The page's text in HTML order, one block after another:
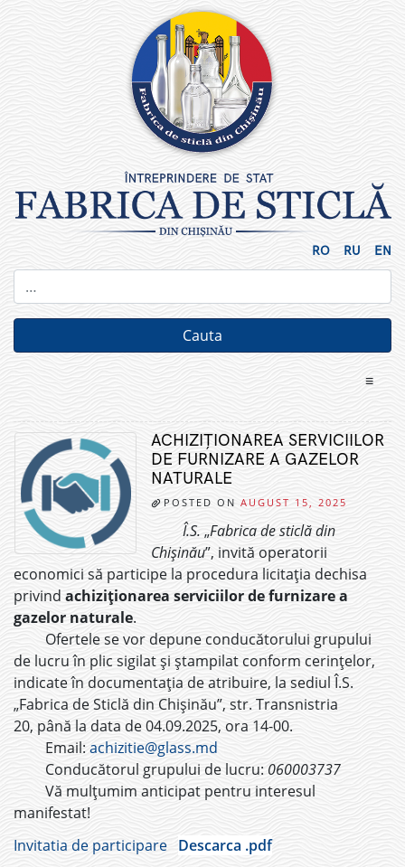
RO RU EN
≡
ACHIZIȚIONAREA SERVICIILOR
DE FURNIZARE A GAZELOR
NATURALE
POSTED ON AUGUST 15, 2025
Î.S. „Fabrica de sticlă din
Chișinău”, invită operatorii
economici să participe la procedura licitația dechisa
privind achiziționarea serviciilor de furnizare a
gazelor naturale.
Ofertele se vor depune conducătorului grupului
de lucru în plic sigilat și ștampilat conform cerințelor,
indicate în documentația de atribuire, la sediul Î.S.
„Fabrica de Sticlă din Chișinău”, str. Transnistria
20, până la data de 04.09.2025, ora 14-00.
Email:achizitie@glass.md
Conducătorul grupului de lucru: 060003737
Vă mulțumim anticipat pentru interesul
manifestat!
Invitatia de participare Descarca .pdf